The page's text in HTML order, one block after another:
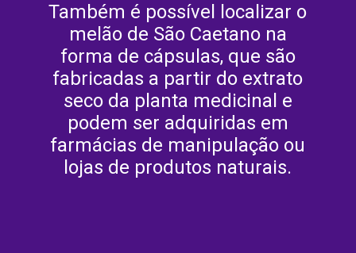
Também é possível localizar o
melão de São Caetano na
forma de cápsulas, que são
fabricadas a partir do extrato
seco da planta medicinal e
podem ser adquiridas em
farmácias de manipulação ou
lojas de produtos naturais.